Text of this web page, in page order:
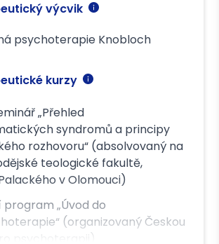
výcvik
psychoterapie Knobloch
kurzy
„Přehled
syndromů a principy
rozhovoru“ (absolvovaný na
teologické fakultě,
v Olomouci)
„Úvod do
(organizovaný Českou
psychoterapii)